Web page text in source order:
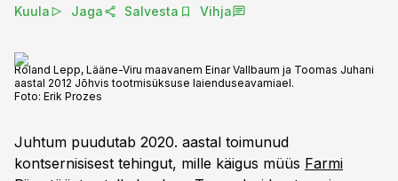
Kuula Jaga Salvesta Vihja
Roland Lepp, Lääne-Viru maavanem Einar Vallbaum ja Toomas Juhani
aastal 2012 Jõhvis tootmisüksuse laienduseavamiael.
Foto: Erik Prozes
Juhtum puudutab 2020. aastal toimunud
kontsernisisest tehingut, mille käigus müüs Farmi